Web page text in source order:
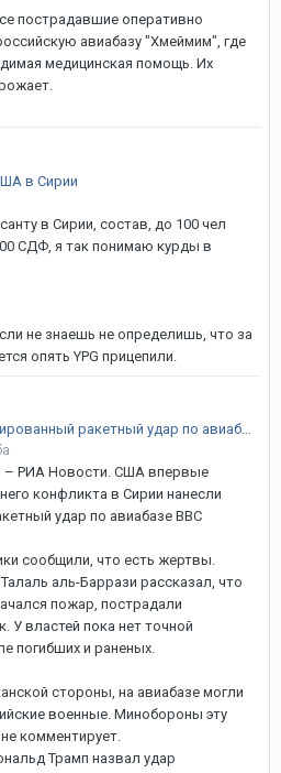
пострадавшие оперативно
авиабазу "Хмеймим", где
медицинская помощь. Их
в Сирии
в Сирии, состав, до 100 чел
СДФ, я так понимаю курды в
не знаешь не определишь, что за
опять YPG прицепили.
США нанесли массированный ракетный удар по авиабазе ВВС Сирии
РИА Новости. США впервые
конфликта в Сирии нанесли
удар по авиабазе ВВС
сообщили, что есть жертвы.
аль-Баррази рассказал, что
пожар, пострадали
У властей пока нет точной
погибших и раненых.
стороны, на авиабазе могли
военные. Минобороны эту
комментирует.
Трамп назвал удар